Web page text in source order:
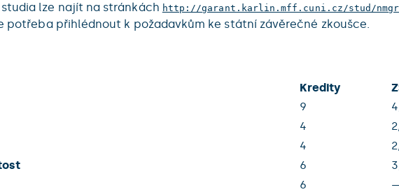
lze najít na stránkách http://garant.karlin.mff.cuni.cz/stud/
přihlédnout k požadavkům ke státní závěrečné zkoušce.
Kredity
9
4
4
6
6